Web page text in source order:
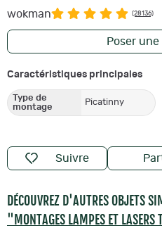
wokman (28136)
Poser
Caractéristiques principales
Type de
montage
Picatinny
Suivre
DÉCOUVREZ D'AUTRES OBJETS
"MONTAGES LAMPES ET